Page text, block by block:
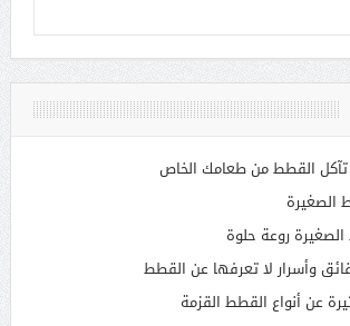
القطط من طعامك الخاص
الصغيرة
روعة حلوة
وأسرار لا تعرفها عن القطط
عن أنواع القطط القزمة